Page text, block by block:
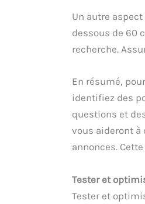
Un autre
dessous de 60
recherche.
En résumé,
identifiez des
questions et
vous aideront
annonces.
Tester et
Tester et